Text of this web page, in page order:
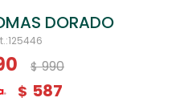
DORADO
125446
$ 990
$ 587